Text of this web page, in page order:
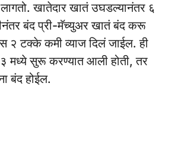
लागतो. खातेदार खातं उघडल्यानंतर ६
बंद प्री-मॅच्युअर खातं बंद करू
टक्के कमी व्याज दिलं जाईल. ही
मध्ये सुरू करण्यात आली होती, तर
बंद होईल.